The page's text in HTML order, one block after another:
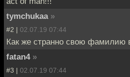
tymchukaa »
#2 | 02.07.19 07:44
Как же странно свою фамилию
fatan4 »
#3 | 02.07.19 07:44